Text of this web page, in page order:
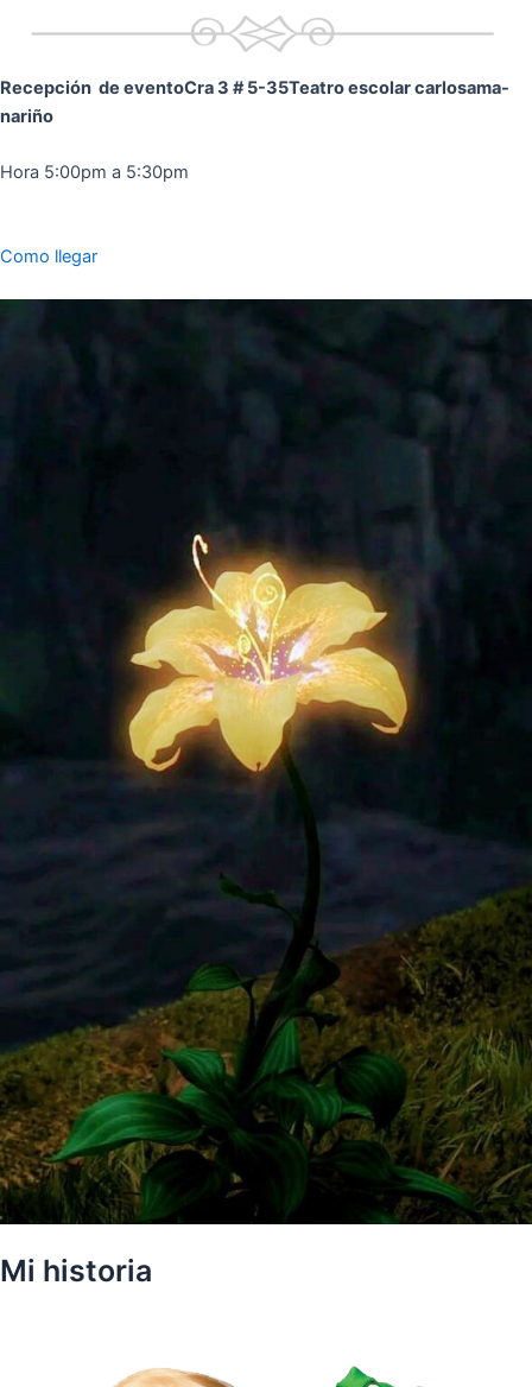
Recepción de eventoCra 3 # 5-35Teatro escolar carlosama-
nariño
Hora 5:00pm a 5:30pm
Como llegar
Mi historia